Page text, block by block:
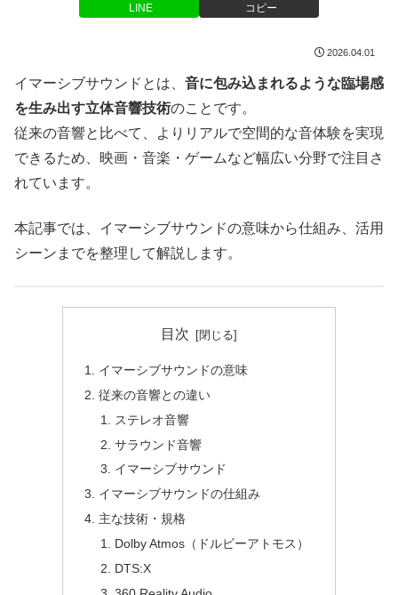
LINE コピー
2026.04.01
イマーシブサウンドとは、 音に包み込まれるような臨場感
を生み出す立体音響技術のことです。
従来の音響と比べて、よりリアルで空間的な音体験を実現
できるため、映画・音楽・ゲームなど幅広い分野で注目さ
れています。
本記事では、イマーシブサウンドの意味から仕組み、活用
シーンまでを整理して解説します。
目次
イマーシブサウンドの意味
従来の音響との違い
ステレオ音響
サラウンド音響
イマーシブサウンド
イマーシブサウンドの仕組み
主な技術・規格
Dolby Atmos（ドルビーアトモス）
DTS:X